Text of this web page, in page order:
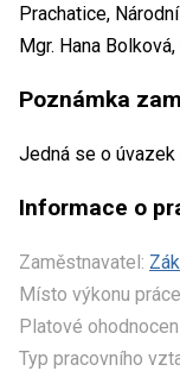
Prachatice,
Mgr. Hana
Poznámka
Jedná se o
Informace o
Zaměstnavatel:
Místo výkonu
Platové
Typ pracovního